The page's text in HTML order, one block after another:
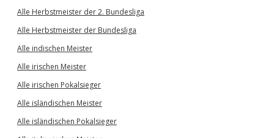
Alle Herbstmeister der 2. Bundesliga
Alle Herbstmeister der Bundesliga
Alle indischen Meister
Alle irischen Meister
Alle irischen Pokalsieger
Alle isländischen Meister
Alle isländischen Pokalsieger